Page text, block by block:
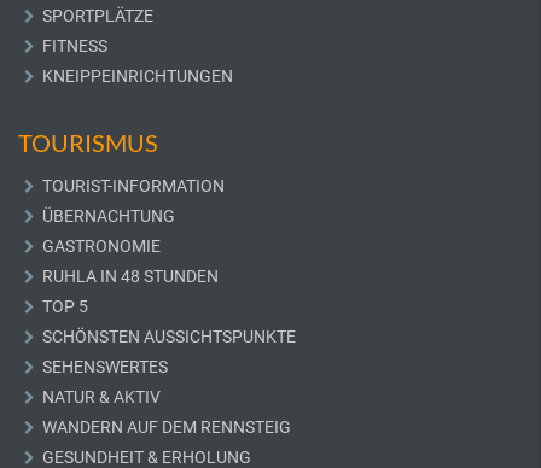
SPORTPLÄTZE
FITNESS
KNEIPPEINRICHTUNGEN
TOURISMUS
TOURIST-INFORMATION
ÜBERNACHTUNG
GASTRONOMIE
RUHLA IN 48 STUNDEN
TOP 5
SCHÖNSTEN AUSSICHTSPUNKTE
SEHENSWERTES
NATUR & AKTIV
WANDERN AUF DEM RENNSTEIG
GESUNDHEIT & ERHOLUNG